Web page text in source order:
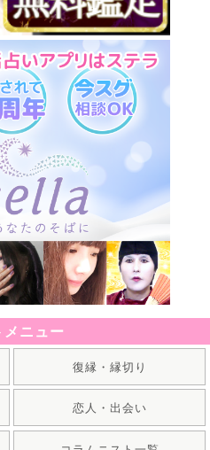
メニュー
復縁・縁切り
恋人・出会い